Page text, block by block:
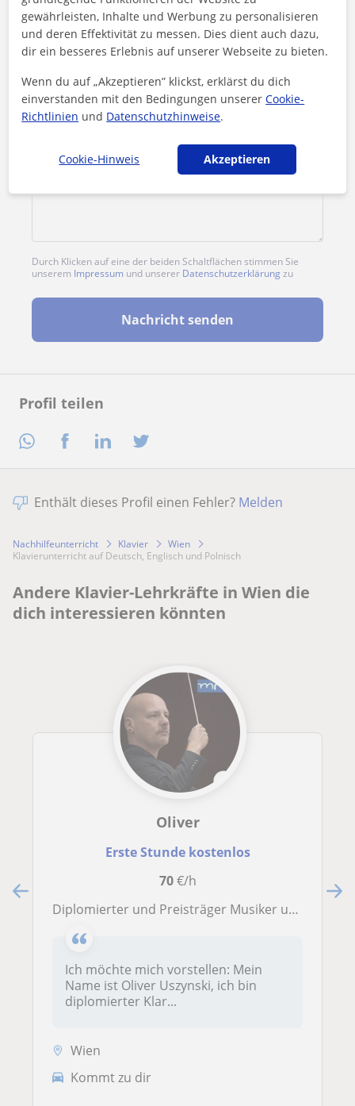
Profil teilen
Durch Klicken auf eine der beiden Schaltflächen stimmen Sie
unserem Impressum und unserer Datenschutzerklärung zu
Nachricht senden
Enthält dieses Profil einen Fehler? Melden
Nachhilfeunterricht Klavier
Wien
Klavierunterricht auf Deutsch, Englisch und Polnisch
Andere Klavier-Lehrkräfte in Wien die
dich interessieren könnten
Oliver
Erste Stunde kostenlos
70€/h
Diplomierter und Preisträger Musiker und Komponist
Ich möchte mich vorstellen: Mein
Name ist Oliver Uszynski, ich bin
diplomierter Klar...
Wien
Kommt zu dir
gewährleisten, Inhalte und Werbung zu personalisieren
und deren Effektivität zu messen. Dies dient auch dazu,
dir ein besseres Erlebnis auf unserer Webseite zu bieten.
Wenn du auf „Akzeptieren” klickst, erklärst du dich
einverstanden mit den Bedingungen unsererCookie-
Richtlinien und Datenschutzhinweise.
Cookie-Hinweis Akzeptieren